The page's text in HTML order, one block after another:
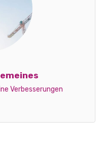
Verbesserungen